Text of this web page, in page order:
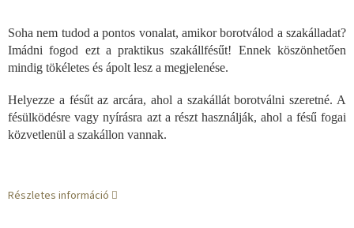
Soha nem tudod a pontos vonalat, amikor borotválod a szakálladat?
Imádni fogod ezt a praktikus szakállfésűt! Ennek köszönhetően
mindig tökéletes és ápolt lesz a megjelenése.
Helyezze a fésűt az arcára, ahol a szakállát borotválni szeretné. A
fésülködésre vagy nyírásra azt a részt használják, ahol a fésű fogai
közvetlenül a szakállon vannak.
Részletes információ